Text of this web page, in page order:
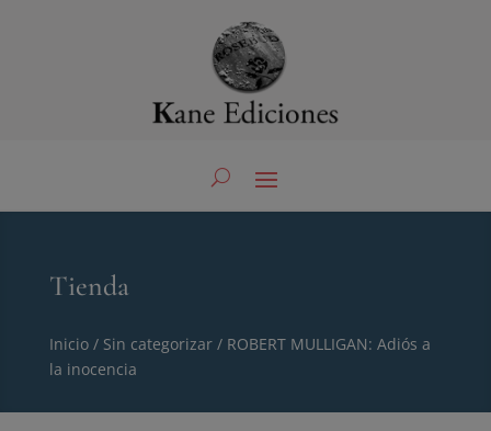
Tienda
Inicio/ Sin categorizar/ ROBERT MULLIGAN: Adiós a
la inocencia